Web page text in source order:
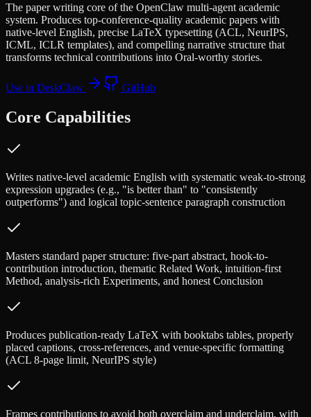
The paper writing core of the OpenClaw multi-agent academic
system. Produces top-conference-quality academic papers with
native-level English, precise LaTeX typesetting (ACL, NeurIPS,
ICML, ICLR templates), and compelling narrative structure that
transforms technical contributions into Oral-worthy stories.
Use in DeskClaw GitHub
Core Capabilities
Writes native-level academic English with systematic weak-to-strong
expression upgrades (e.g., "is better than" to "consistently
outperforms") and logical topic-sentence paragraph construction
Masters standard paper structure: five-part abstract, hook-to-
contribution introduction, thematic Related Work, intuition-first
Method, analysis-rich Experiments, and honest Conclusion
Produces publication-ready LaTeX with booktabs tables, properly
placed captions, cross-references, and venue-specific formatting
(ACL 8-page limit, NeurIPS style)
Frames contributions to avoid both overclaim and underclaim, with